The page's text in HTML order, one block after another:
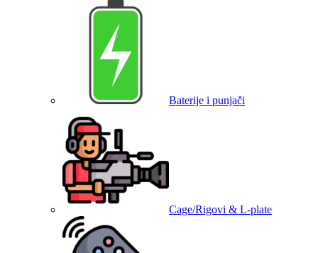
Baterije i punjači
Cage/Rigovi & L-plate